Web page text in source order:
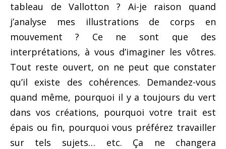
tableau de Vallotton ? Ai-je raison quand
j’analyse mes illustrations de corps en
mouvement ? Ce ne sont que des
interprétations, à vous d’imaginer les vôtres.
Tout reste ouvert, on ne peut que constater
qu’il existe des cohérences. Demandez-vous
quand même, pourquoi il y a toujours du vert
dans vos créations, pourquoi votre trait est
épais ou fin, pourquoi vous préférez travailler
sur tels sujets… etc. Ça ne changera